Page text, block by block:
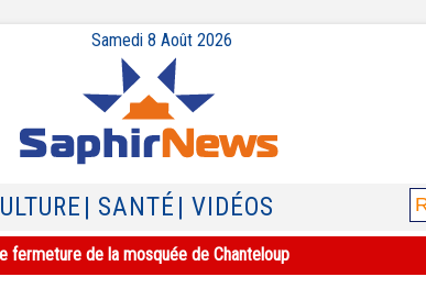
Samedi 8 Août 2026
| SANTÉ | VIDÉOS
fermeture de la mosquée de Chanteloup